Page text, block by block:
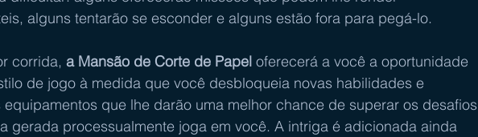
alguns tentarão se esconder e alguns estão fora para pegá-lo.
corrida, a Mansão de Corte de Papel oferecerá a você a oportunidade
de jogo à medida que você desbloqueia novas habilidades e
que lhe darão uma melhor chance de superar os desafios
gerada processualmente joga em você. A intriga é adicionada ainda